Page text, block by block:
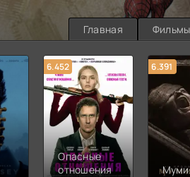
Главная Фильмы
6.452
Опасные
отношения
6.391